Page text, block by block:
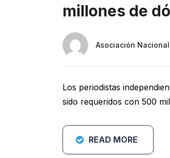
millones de
Asociación
Los periodistas
sido requeridos con 500
READ MORE